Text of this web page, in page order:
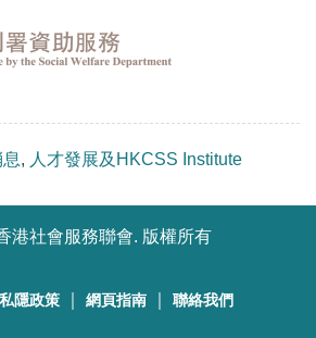
, 人才發展及HKCSS Institute
港社會服務聯會. 版權所有
私隱政策 網頁指南 聯絡我們